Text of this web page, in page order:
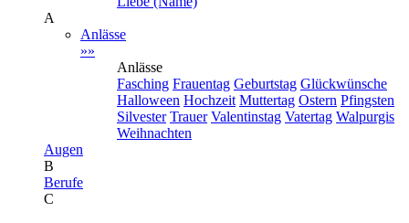
A
Anlässe
»»
Anlässe
Fasching Frauentag Geburtstag Glückwünsche
Halloween Hochzeit Muttertag Ostern Pfingsten
Silvester Trauer Valentinstag Vatertag Walpurgis
Weihnachten
Augen
B
Berufe
C